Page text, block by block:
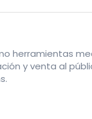
herramientas
y venta al